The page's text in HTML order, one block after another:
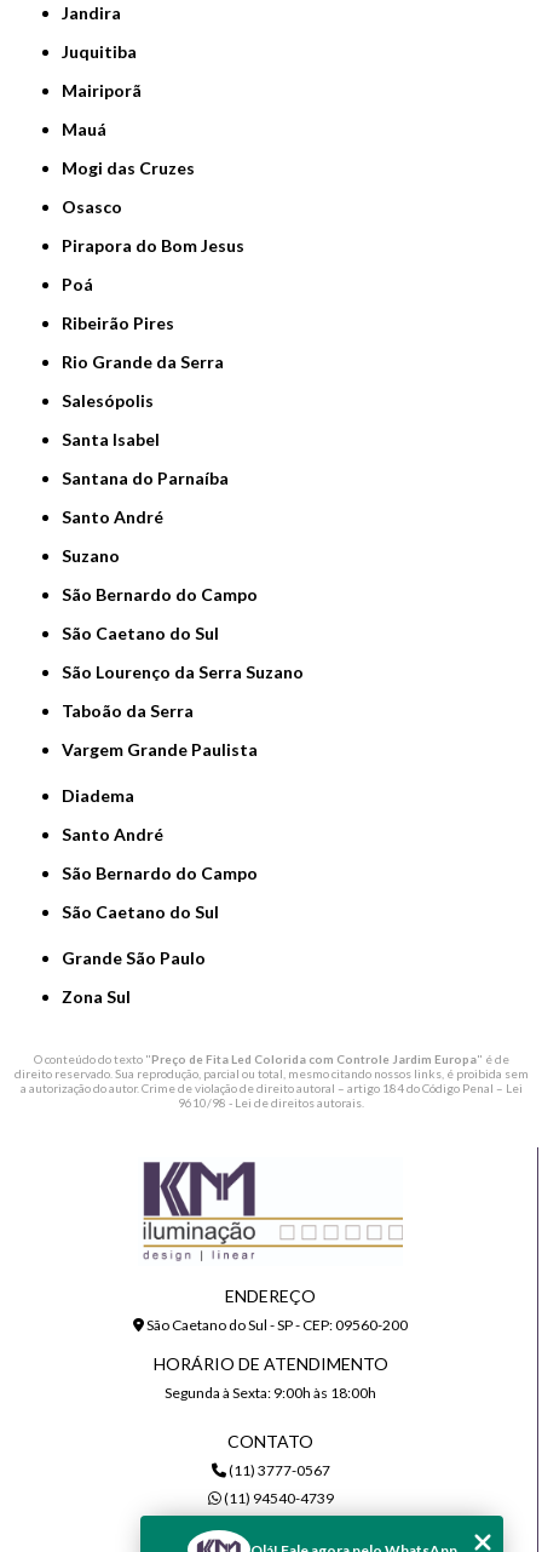
Jandira
Juquitiba
Mairiporã
Mauá
Mogi das Cruzes
Osasco
Pirapora do Bom Jesus
Poá
Ribeirão Pires
Rio Grande da Serra
Salesópolis
Santa Isabel
Santana do Parnaíba
Santo André
Suzano
São Bernardo do Campo
São Caetano do Sul
São Lourenço da Serra Suzano
Taboão da Serra
Vargem Grande Paulista
Diadema
Santo André
São Bernardo do Campo
São Caetano do Sul
Grande São Paulo
Zona Sul
O conteúdo do texto "Preço de Fita Led Colorida com Controle Jardim Europa" é de
direito reservado. Sua reprodução, parcial ou total, mesmo citando nossos links, é proibida sem
a autorização do autor. Crime de violação de direito autoral – artigo 184 do Código Penal – Lei
9610/98 - Lei de direitos autorais
ENDEREÇO
São Caetano do Sul - SP - CEP: 09560-200
HORÁRIO DE ATENDIMENTO
Segunda à Sexta: 9:00h às 18:00h
CONTATO
(11) 3777-0567
(11) 94540-4739
comercial@kmiluminacao.com.br